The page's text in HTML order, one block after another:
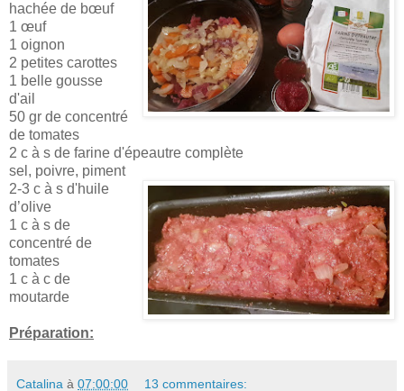
hachée de bœuf
1 œuf
1 oignon
2 petites carottes
1 belle gousse
d'ail
50 gr de concentré
de tomates
2 c à s de farine d'épeautre complète
sel, poivre, piment
2-3 c à s d'huile
d’olive
1 c à s de
concentré de
tomates
1 c à c de
moutarde
Préparation:
Catalina à 07:00:00 13 commentaires: